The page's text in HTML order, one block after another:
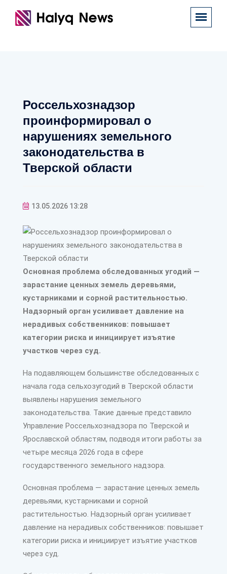
Россельхознадзор
проинформировал о
нарушениях земельного
законодательства в
Тверской области
13.05.2026 13:28
Основная проблема обследованных угодий —
зарастание ценных земель деревьями,
кустарниками и сорной растительностью.
Надзорный орган усиливает давление на
нерадивых собственников: повышает
категории риска и инициирует изъятие
участков через суд.
На подавляющем большинстве обследованных с
начала года сельхозугодий в Тверской области
выявлены нарушения земельного
законодательства. Такие данные представило
Управление Россельхознадзора по Тверской и
Ярославской областям, подводя итоги работы за
четыре месяца 2026 года в сфере
государственного земельного надзора.
Основная проблема — зарастание ценных земель
деревьями, кустарниками и сорной
растительностью. Надзорный орган усиливает
давление на нерадивых собственников: повышает
категории риска и инициирует изъятие участков
через суд.